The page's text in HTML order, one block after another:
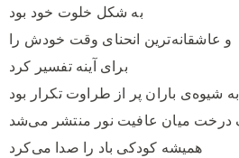
به شکل خلوت خود بود
و عاشقانه‌ترین انحنای وقت خودش را
برای آینه تفسیر کرد
شیوه‌ی باران پر از طراوت تکرار بود
درخت میان عافیت نور منتشر می‌شد
همیشه کودکی باد را صدا می‌کرد